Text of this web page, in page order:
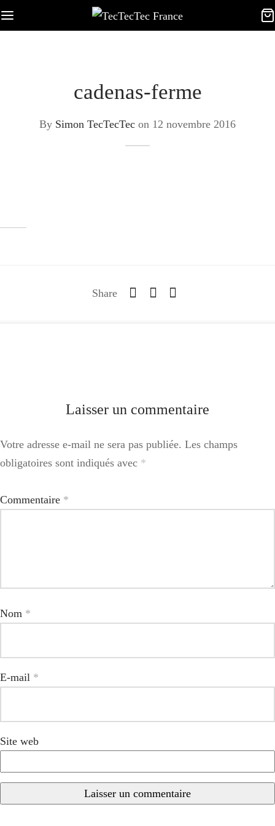
cadenas-ferme
By Simon TecTecTec on 12 novembre 2016
Share
Laisser un commentaire
Votre adresse e-mail ne sera pas publiée. Les champs
obligatoires sont indiqués avec *
Commentaire *
Nom *
E-mail *
Site web